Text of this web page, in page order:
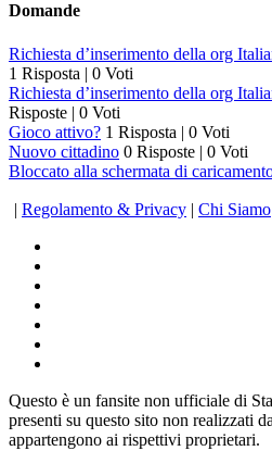
Domande
Richiesta d’inserimento della org
1 Risposta | 0 Voti
Richiesta d’inserimento della org
Risposte | 0 Voti
Gioco attivo? 1 Risposta | 0 Voti
Nuovo cittadino 0 Risposte | 0 Voti
Bloccato alla schermata di
| Regolamento & Privacy | Chi Siamo
Questo è un fansite non ufficiale di
presenti su questo sito non realizzati
appartengono ai rispettivi proprietari.